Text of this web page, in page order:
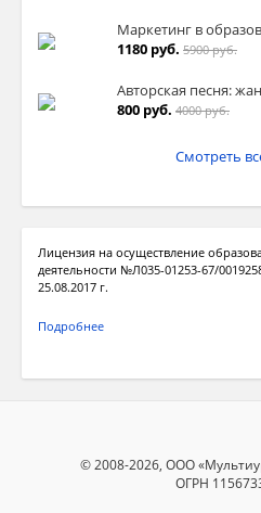
Маркетинг в
1180 руб. 5900 руб.
Авторская песня:
800 руб. 4000 руб.
Смотреть
Лицензия на осуществление
деятельности №Л035-01253-67/
25.08.2017 г.
Подробнее
© 2008-2026, ООО
ОГРН